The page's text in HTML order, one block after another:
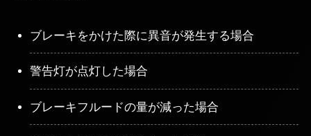
ブレーキをかけた際に異音が発生する場合
警告灯が点灯した場合
ブレーキフルードの量が減った場合